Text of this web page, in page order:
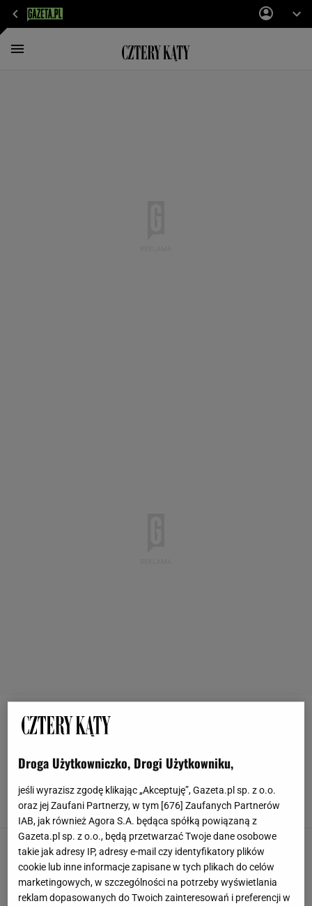
BATERIE ŁAZIENKOWE
Umywalka z kamienia nie musi być droga. Ten
designerski i elegancki model to cenowa
BATERIE ŁAZIENKOWE CERAMIKA ŁAZIENKOWA
EDINOS
UMYWALKA
Co wybrać zamiast płytek w łazience? Ten
patent jest tani, ale nowoczesny. Podbije
trendy w 2025 roku
ARANŻACJA ŁAZIENKI BATERIE ŁAZIENKOWE
CERAMIKA ŁAZIENKOWA PŁYTKI ŁAZIENKOWE
Droga Użytkowniczko, Drogi Użytkowniku,
jeśli wyrazisz zgodę klikając „Akceptuję”, Gazeta.pl sp. z o.o.
oraz jej Zaufani Partnerzy, w tym [676] Zaufanych Partnerów
IAB, jak również Agora S.A. będąca spółką powiązaną z
Gazeta.pl sp. z o.o., będą przetwarzać Twoje dane osobowe
takie jak adresy IP, adresy e-mail czy identyfikatory plików
cookie lub inne informacje zapisane w tych plikach do celów
marketingowych, w szczególności na potrzeby wyświetlania
reklam dopasowanych do Twoich zainteresowań i preferencji w